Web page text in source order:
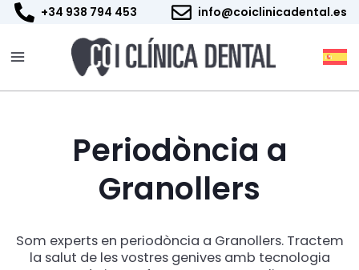
Vés
+34 938 794 453 info@coiclinicadental.es
Periodòncia a
Granollers
Som experts en periodòncia a Granollers. Tractem
la salut de les vostres genives amb tecnologia